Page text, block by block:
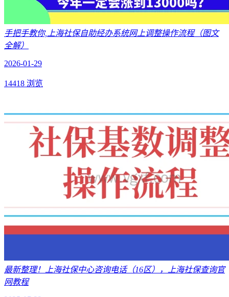
手把手教你,上海社保自助经办系统网上调整操作流程（图文
全解）
2026-01-29
14418 浏览
最新整理！上海社保中心咨询电话（16区），上海社保查询官
网教程